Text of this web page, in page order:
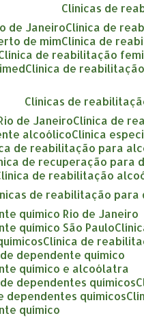
clínicas de
de Janeiro clínica de
de mim clínica de
clínica de reabilitação
clínica de
clínicas de
de Janeiro clínica de
alcoólico clínica
de reabilitação para
de recuperação para
clínica de reabilitação
de reabilitação
químico Rio de Janeiro
químico São Paulo
clínica de
dependente químico
químico e alcoólatra
dependentes químicos
dependentes químicos
químico